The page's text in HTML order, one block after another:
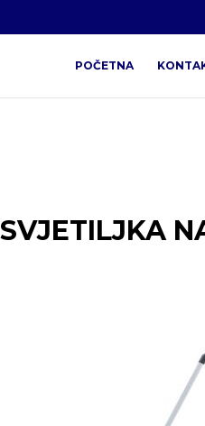
POČETNA
SVJETILJKA